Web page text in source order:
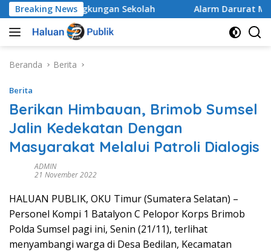
Langsung
ke
konten
Breaking News
di Lingkungan Sekolah Alarm Darurat Mutu
Beranda Berita
Berita
Berikan Himbauan, Brimob Sumsel
Jalin Kedekatan Dengan
Masyarakat Melalui Patroli Dialogis
ADMIN
21 November 2022
HALUAN PUBLIK, OKU Timur (Sumatera Selatan) –
Personel Kompi 1 Batalyon C Pelopor Korps Brimob
Polda Sumsel pagi ini, Senin (21/11), terlihat
menyambangi warga di Desa Bedilan, Kecamatan